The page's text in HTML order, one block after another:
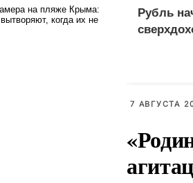
Рубль
7 АВГУСТА